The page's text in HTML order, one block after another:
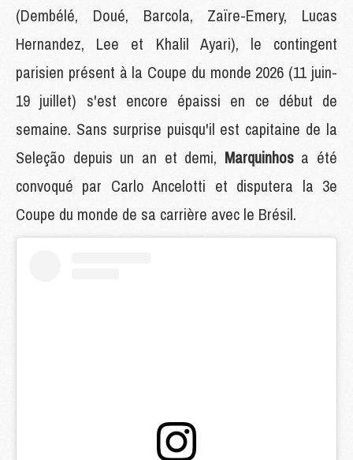
(Dembélé, Doué, Barcola, Zaïre-Emery, Lucas
Hernandez, Lee et Khalil Ayari), le contingent
parisien présent à la Coupe du monde 2026 (11 juin-
19 juillet) s'est encore épaissi en ce début de
semaine. Sans surprise puisqu'il est capitaine de la
Seleção depuis un an et demi, Marquinhos a été
convoqué par Carlo Ancelotti et disputera la 3e
Coupe du monde de sa carrière avec le Brésil.